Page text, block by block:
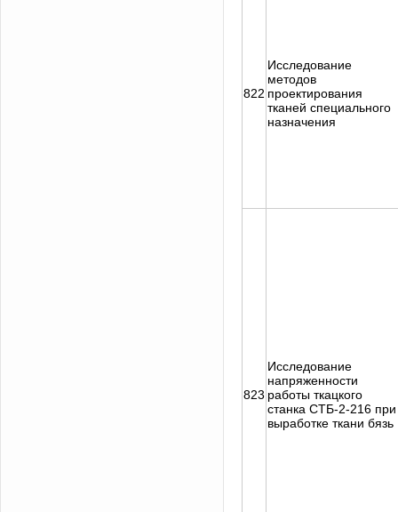
822
Исследование
методов
проектирования
тканей специального
назначения
823
Исследование
напряженности
работы ткацкого
станка СТБ-2-216 при
выработке ткани бязь